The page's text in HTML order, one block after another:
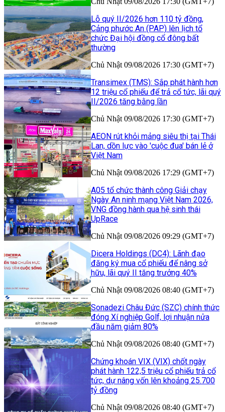
Lỗ quý II/2026 hơn 110 tỷ đồng,
Cảng phước An (PAP) lên lịch tổ
chức Đại hội đồng cổ đông bất
thường
Chủ Nhật 09/08/2026 17:30 (GMT+7)
Transimex (TMS): Sắp phát hành hơn
12 triệu cổ phiếu để trả cổ tức, lãi quý
II/2026 tăng bằng lần
Chủ Nhật 09/08/2026 17:30 (GMT+7)
AEON rút khỏi mảng siêu thị tại Thái
Lan, dồn lực vào 'cuộc đua' bán lẻ ở
Việt Nam
Chủ Nhật 09/08/2026 17:29 (GMT+7)
A05 tổ chức thành công Giải chạy
Ngày An ninh mạng Việt Nam 2026,
VNG đồng hành qua hệ sinh thái
UpRace
Chủ Nhật 09/08/2026 09:29 (GMT+7)
Dicera Holdings (DC4): Lãnh đạo
đăng ký mua cổ phiếu để nâng sở
hữu, lãi quý II tăng trưởng 40%
Chủ Nhật 09/08/2026 08:40 (GMT+7)
Sonadezi Châu Đức (SZC) chính thức
đóng Xí nghiệp Golf, lợi nhuận nửa
đầu năm giảm 80%
Chủ Nhật 09/08/2026 08:40 (GMT+7)
Chứng khoán VIX (VIX) chốt ngày
phát hành 122,5 triệu cổ phiếu trả cổ
tức, dự nâng vốn lên khoảng 25.700
tỷ đồng
Chủ Nhật 09/08/2026 08:40 (GMT+7)